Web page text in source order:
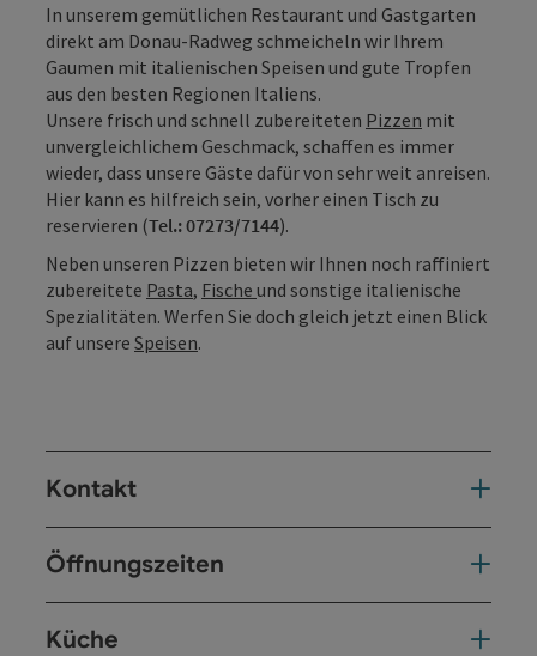
In unserem gemütlichen Restaurant und Gastgarten
direkt am Donau-Radweg schmeicheln wir Ihrem
Gaumen mit italienischen Speisen und gute Tropfen
aus den besten Regionen Italiens.
Unsere frisch und schnell zubereiteten Pizzen mit
unvergleichlichem Geschmack, schaffen es immer
wieder, dass unsere Gäste dafür von sehr weit anreisen.
Hier kann es hilfreich sein, vorher einen Tisch zu
reservieren (Tel.: 07273/7144).
Neben unseren Pizzen bieten wir Ihnen noch raffiniert
zubereitete Pasta, Fische und sonstige italienische
Spezialitäten. Werfen Sie doch gleich jetzt einen Blick
auf unsere Speisen.
Kontakt
Öffnungszeiten
Küche